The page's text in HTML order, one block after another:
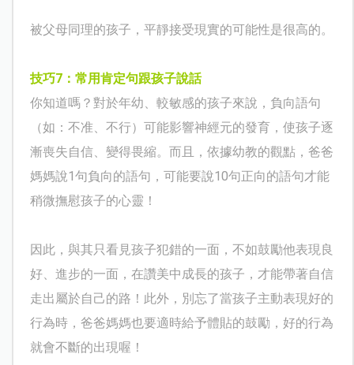
被父母同理的孩子，平靜接受現實的可能性是很高的。
技巧7：常用肯定句跟孩子說話
你知道嗎？對於年幼、較敏感的孩子來說，負向語句
（如：不准、不行）可能影響神經元的發育，使孩子逐
漸喪失自信、變得畏縮。而且，依據幼教的觀點，爸爸
媽媽說1 句負向的語句，可能要說10句正向的語句才能
稍微撫慰孩子的心靈！
因此，與其只看見孩子犯錯的一面，不如鼓勵他表現良
好、進步的一面，在讚美中成長的孩子，才能帶著自信
走出屬於自己的路！此外，別忘了當孩子主動表現好的
行為時，爸爸媽媽也要適時給予體貼的鼓勵，好的行為
就會不斷的出現喔！